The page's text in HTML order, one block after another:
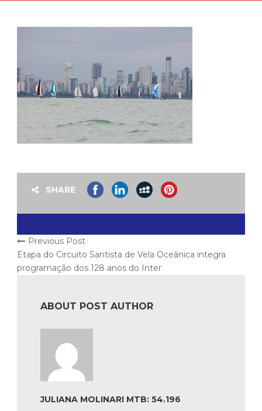
SHARE
Previous Post
Etapa do Circuito Santista de Vela Oceânica integra
programação dos 128 anos do Inter
ABOUT POST AUTHOR
JULIANA MOLINARI MTB: 54.196